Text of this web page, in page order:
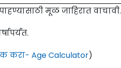
मूळ जाहिरात वाचावी.
करा- Age Calculator)